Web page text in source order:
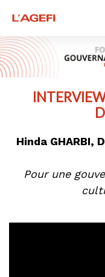
Hinda GHARBI,
Pour une